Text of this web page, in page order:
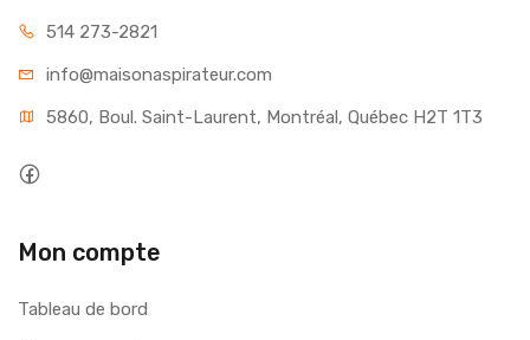
514 273-2821
info@maisonaspirateur.com
5860, Boul. Saint-Laurent, Montréal, Québec H2T 1T3
Mon compte
Tableau de bord